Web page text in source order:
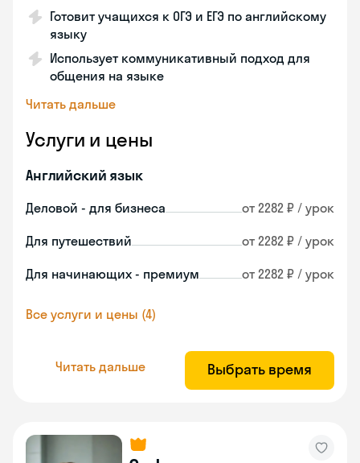
Готовит учащихся к ОГЭ и ЕГЭ по английскому
языку
Использует коммуникативный подход для
общения на языке
Читать дальше
Услуги и цены
Английский язык
Деловой - для бизнеса от 2282 ₽ / урок
Для путешествий от 2282 ₽ / урок
Для начинающих - премиум от 2282 ₽ / урок
Все услуги и цены (4)
Читать дальше Выбрать время